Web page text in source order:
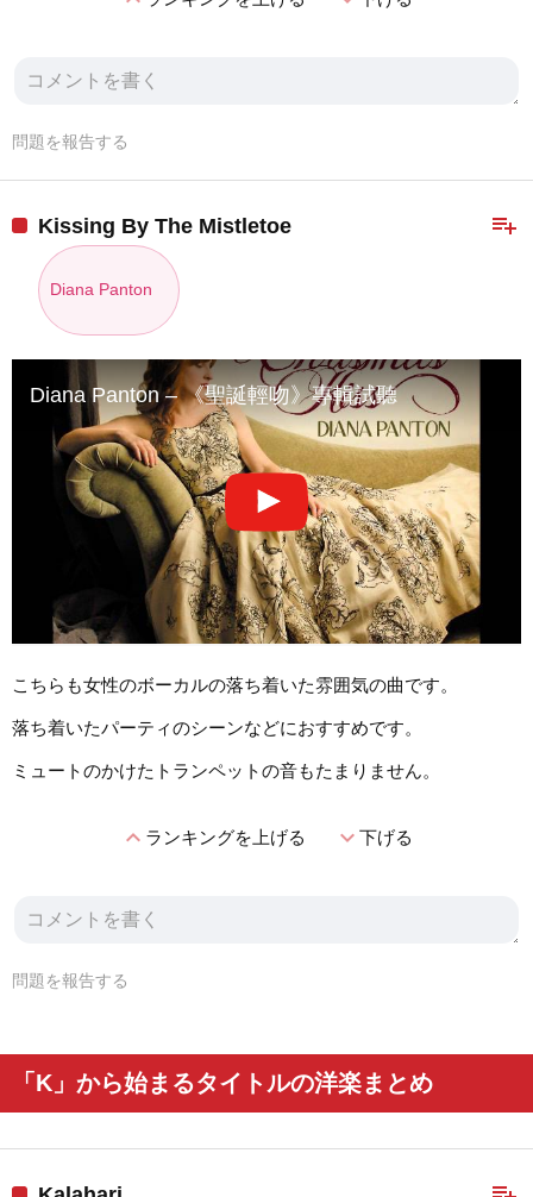
問題を報告する
playlist_add
Kissing By The Mistletoe
Diana Panton
Diana Panton – 《聖誕輕吻》專輯試聽
こちらも女性のボーカルの落ち着いた雰囲気の曲です。
落ち着いたパーティのシーンなどにおすすめです。
ミュートのかけたトランペットの音もたまりません。
expand_lessランキングを上げる expand_more下げる
問題を報告する
「K」から始まるタイトルの洋楽まとめ